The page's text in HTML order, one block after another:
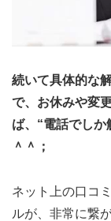
続いて具体的な
で、お休みや変
ば、“電話でし
＾＾；
ネット上の口コ
ルが、非常に繋